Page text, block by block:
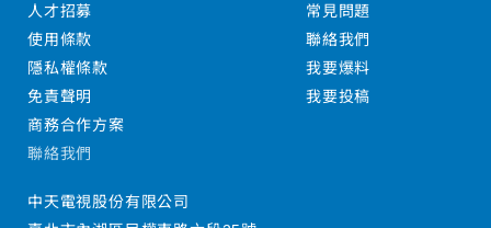
人才招募
使用條款
隱私權條款
免責聲明
商務合作方案
常見問題
聯絡我們
我要爆料
我要投稿
聯絡我們
中天電視股份有限公司